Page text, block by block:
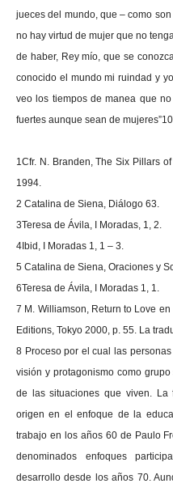
jueces del mundo, que – como
no hay virtud de mujer que no
de haber, Rey mío, que se
conocido el mundo mi ruindad y
veo los tiempos de manea que
fuertes aunque sean de
1Cfr. N. Branden, The Six Pillars
1994.
2 Catalina de Siena, Diálogo 63.
3Teresa de Ávila, I Moradas, 1, 2.
4Ibid, I Moradas 1, 1 – 3.
5 Catalina de Siena, Oraciones y
6Teresa de Ávila, I Moradas 1, 1.
7 M. Williamson, Return to Love
Editions, Tokyo 2000, p. 55. La
8 Proceso por el cual las
visión y protagonismo como
de las situaciones que viven. La
origen en el enfoque de la
trabajo en los años 60 de Paulo
denominados enfoques
desarrollo desde los años 70.